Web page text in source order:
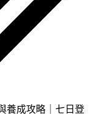
養成攻略｜七日登